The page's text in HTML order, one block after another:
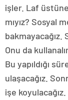
işler. Laf
mıyız? Sosyal
bakmayacağız.
Onu da
Bu yapıldığı
ulaşacağız.
işe